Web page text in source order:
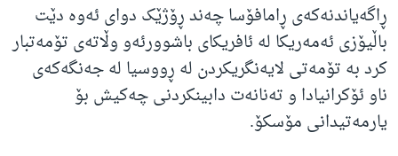
ڕاگەیاندنەکەی ڕامافۆسا چەند ڕۆژێک دوای ئەوە دێت
باڵیۆزی ئەمەریکا لە ئافریکای باشوورئەو وڵاتەی تۆمەتبار
کرد بە تۆمەتی لایەنگریکردن لە ڕووسیا لە جەنگەکەی
ناو ئۆکرانیادا و تەنانەت دابینکردنی چەکیش بۆ
یارمەتیدانی مۆسکۆ.